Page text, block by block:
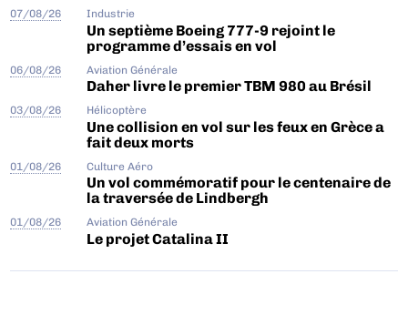
07/08/26 Industrie
Un septième Boeing 777-9 rejoint le
programme d’essais en vol
06/08/26 Aviation Générale
Daher livre le premier TBM 980 au Brésil
03/08/26 Hélicoptère
Une collision en vol sur les feux en Grèce a
fait deux morts
01/08/26 Culture Aéro
Un vol commémoratif pour le centenaire de
la traversée de Lindbergh
01/08/26 Aviation Générale
Le projet Catalina II